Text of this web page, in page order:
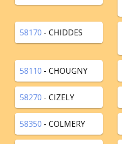
58170 - CHIDDES
58110 - CHOUGNY
58270 - CIZELY
58350 - COLMERY